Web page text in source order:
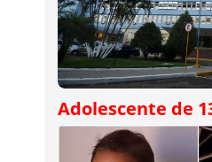
Adolescente de